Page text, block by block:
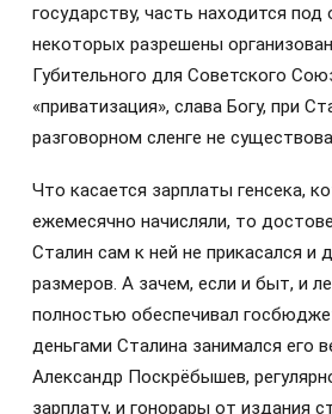
государству, часть находится
некоторых разрешены
Губительного для Советского
«приватизация», слава Богу, при
разговорном сленге не
Что касается зарплаты генсека,
ежемесячно начисляли, то
Сталин сам к ней не прикасался и
размеров. А зачем, если и быт, и
полностью обеспечивал
деньгами Сталина занимался его
Александр Поскрёбышев,
зарплату, и гонорары от издания